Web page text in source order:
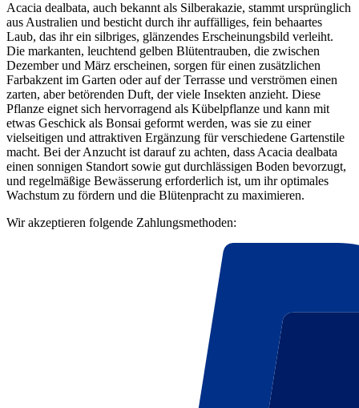
Acacia dealbata, auch bekannt als Silberakazie, stammt ursprünglich
aus Australien und besticht durch ihr auffälliges, fein behaartes
Laub, das ihr ein silbriges, glänzendes Erscheinungsbild verleiht.
Die markanten, leuchtend gelben Blütentrauben, die zwischen
Dezember und März erscheinen, sorgen für einen zusätzlichen
Farbakzent im Garten oder auf der Terrasse und verströmen einen
zarten, aber betörenden Duft, der viele Insekten anzieht. Diese
Pflanze eignet sich hervorragend als Kübelpflanze und kann mit
etwas Geschick als Bonsai geformt werden, was sie zu einer
vielseitigen und attraktiven Ergänzung für verschiedene Gartenstile
macht. Bei der Anzucht ist darauf zu achten, dass Acacia dealbata
einen sonnigen Standort sowie gut durchlässigen Boden bevorzugt,
und regelmäßige Bewässerung erforderlich ist, um ihr optimales
Wachstum zu fördern und die Blütenpracht zu maximieren.
Wir akzeptieren folgende Zahlungsmethoden: